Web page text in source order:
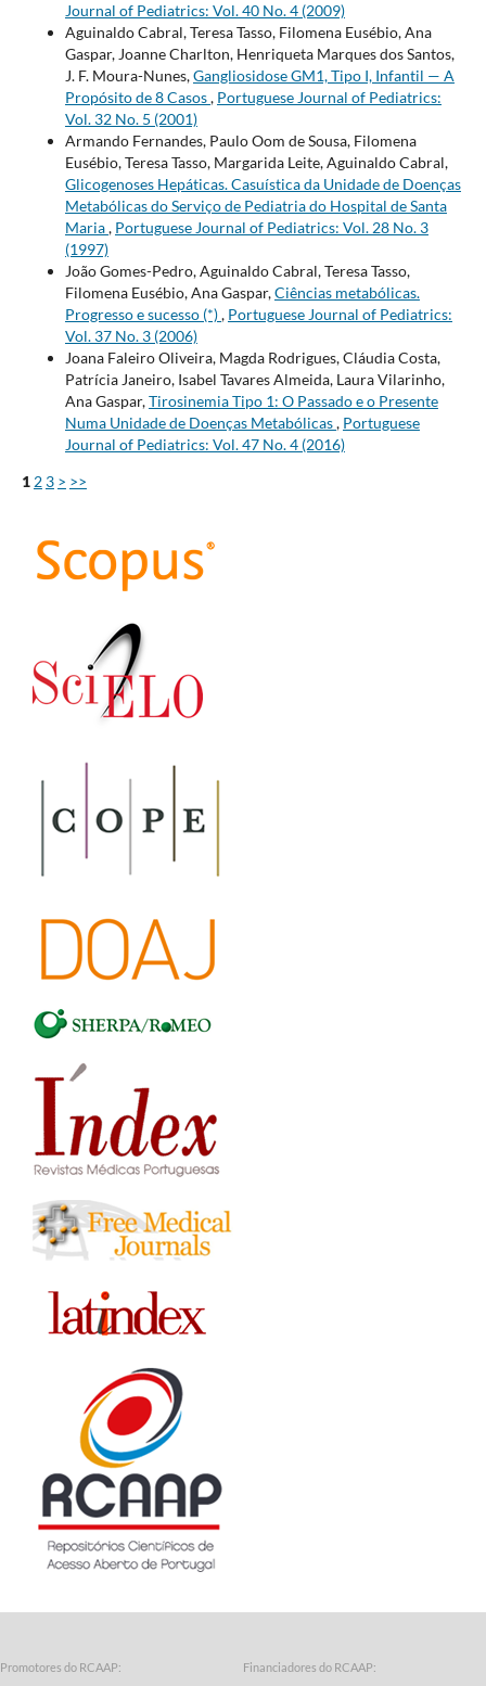
Journal of Pediatrics: Vol. 40 No. 4 (2009)
Aguinaldo Cabral, Teresa Tasso, Filomena Eusébio, Ana
Gaspar, Joanne Charlton, Henriqueta Marques dos Santos,
J. F. Moura-Nunes,Gangliosidose GM1, Tipo I, Infantil — A
Propósito de 8 Casos, Portuguese Journal of Pediatrics:
Vol. 32 No. 5 (2001)
Armando Fernandes, Paulo Oom de Sousa, Filomena
Eusébio, Teresa Tasso, Margarida Leite, Aguinaldo Cabral,
Glicogenoses Hepáticas. Casuística da Unidade de Doenças
Metabólicas do Serviço de Pediatria do Hospital de Santa
Maria, Portuguese Journal of Pediatrics: Vol. 28 No. 3
(1997)
João Gomes-Pedro, Aguinaldo Cabral, Teresa Tasso,
Filomena Eusébio, Ana Gaspar,Ciências metabólicas.
Progresso e sucesso (*), Portuguese Journal of Pediatrics:
Vol. 37 No. 3 (2006)
Joana Faleiro Oliveira, Magda Rodrigues, Cláudia Costa,
Patrícia Janeiro, Isabel Tavares Almeida, Laura Vilarinho,
Ana Gaspar,Tirosinemia Tipo 1: O Passado e o Presente
Numa Unidade de Doenças Metabólicas, Portuguese
Journal of Pediatrics: Vol. 47 No. 4 (2016)
1 2 3 > >>
Promotores do RCAAP: Financiadores do RCAAP: